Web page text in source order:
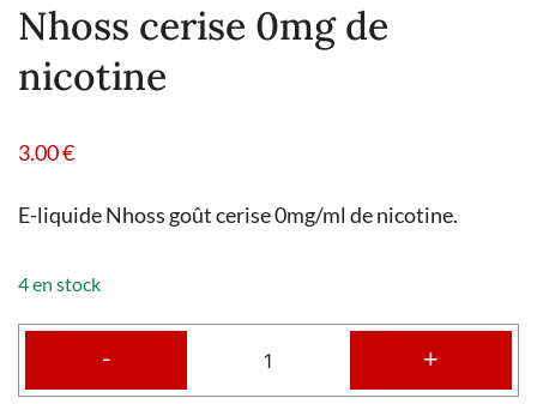
Nhoss cerise 0mg de
nicotine
3.00€
E-liquide Nhoss goût cerise 0mg/ml de nicotine.
4 en stock
- +